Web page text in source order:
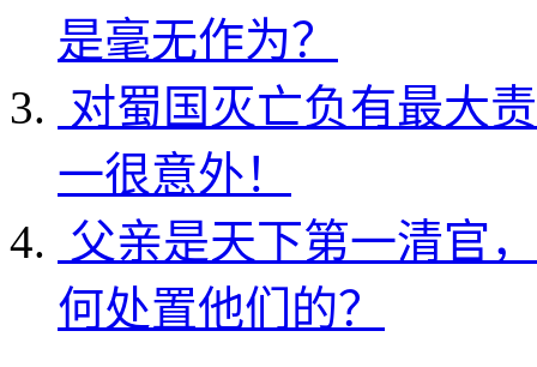
是毫无作为？
对蜀国灭亡负有最大
一很意外！
父亲是天下第一清官
何处置他们的？